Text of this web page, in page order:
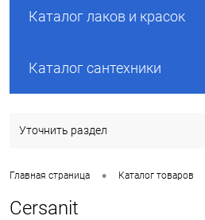
Каталог лаков и красок
Каталог сантехники
Уточнить раздел
Главная страница • Каталог товаров
Cersanit